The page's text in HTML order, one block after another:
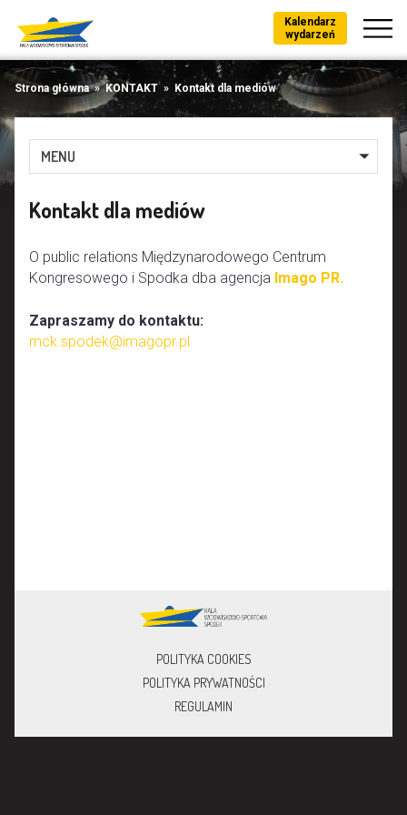
Kalendarz
wydarzeń
Strona główna»KONTAKT» Kontakt dla mediów
MENU
Kontakt dla mediów
O public relations Międzynarodowego Centrum
Kongresowego i Spodka dba agencja Imago PR.
Zapraszamy do kontaktu:
mck.spodek@imagopr.pl
POLITYKA COOKIES
POLITYKA PRYWATNOŚCI
REGULAMIN